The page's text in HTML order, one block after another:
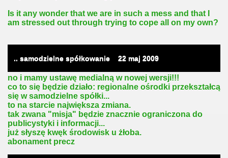
Is it any wonder that we are in such a mess and that I
am stressed out through trying to cope all on my own?
.. samodzielne spółkowanie 22 maj 2009
no i mamy ustawę medialną w nowej wersji!!!
co to się będzie działo: regionalne ośrodki przekształcą
się w samodzielne spółki...
to na starcie największa zmiana.
tak zwana "misja" będzie znacznie ograniczona do
publicystyki i informacji...
już słyszę kwęk środowisk u żłoba.
abonament precz